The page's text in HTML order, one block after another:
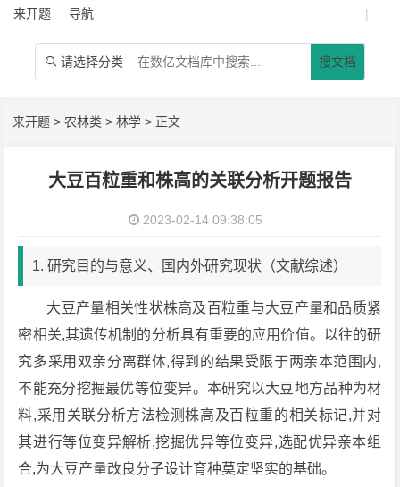
来开题 导航 |
 请选择分类 搜文档
来开题 >农林类 >林学 > 正文
大豆百粒重和株高的关联分析开题报告
2023-02-14 09:38:05
1. 研究目的与意义、国内外研究现状（文献综述）
大豆产量相关性状株高及百粒重与大豆产量和品质紧
密相关,其遗传机制的分析具有重要的应用价值。以往的研
究多采用双亲分离群体,得到的结果受限于两亲本范围内,
不能充分挖掘最优等位变异。本研究以大豆地方品种为材
料,采用关联分析方法检测株高及百粒重的相关标记,并对
其进行等位变异解析,挖掘优异等位变异,选配优异亲本组
合,为大豆产量改良分子设计育种莫定坚实的基础。